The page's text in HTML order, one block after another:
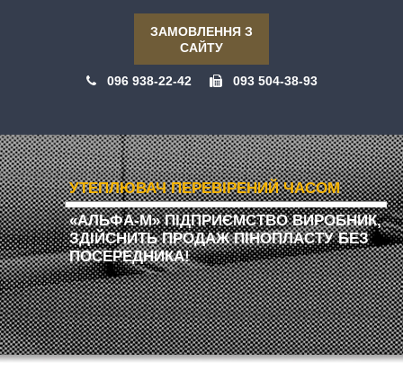
ЗАМОВЛЕННЯ З
САЙТУ
096 938-22-42 093 504-38-93
УТЕПЛЮВАЧ ПЕРЕВІРЕНИЙ ЧАСОМ
«АЛЬФА-М» ПІДПРИЄМСТВО ВИРОБНИК,
ЗДІЙСНИТЬ ПРОДАЖ ПІНОПЛАСТУ БЕЗ
ПОСЕРЕДНИКА!